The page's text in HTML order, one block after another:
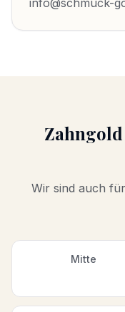
info@schmuck-
Wir sind auch
Mitte